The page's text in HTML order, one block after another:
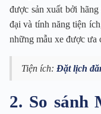
được sản xuất bởi
đại và tính năng tiện
những mẫu xe được ưa
Tiện ích: Đặt lịch
2. So sánh